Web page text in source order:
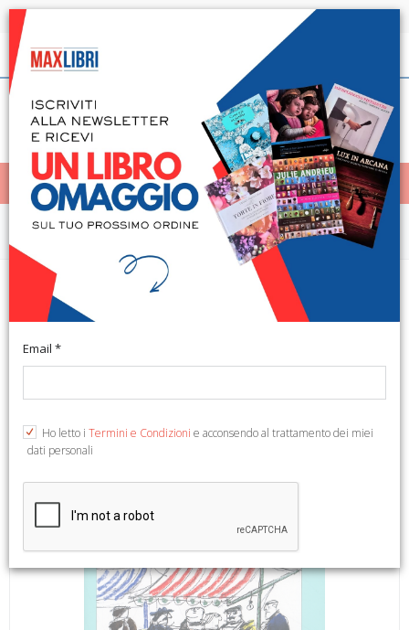
Spedizione in 24h per tutti i libri disponibili
Italiano
< Home
MENÙ
Urbanistica e Paesaggio
Il disegno di luoghi e mercati in
Piemonte
e col., tavv. col., cm 21,5x30.
Email *
Ho letto i Termini e Condizioni e acconsendo al trattamento dei miei
dati personali